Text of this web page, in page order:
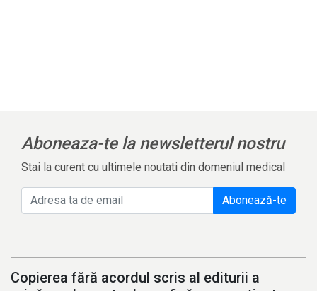
Aboneaza-te la newsletterul nostru
Stai la curent cu ultimele noutati din domeniul medical
Abonează-te
Copierea fără acordul scris al editurii a